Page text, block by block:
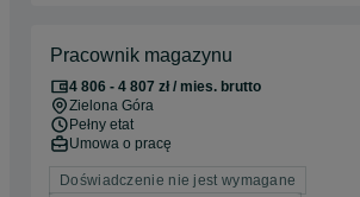
Pracownik magazynu
4 806 - 4 807 zł / mies. brutto
Zielona Góra
Pełny etat
Umowa o pracę
Doświadczenie nie jest wymagane